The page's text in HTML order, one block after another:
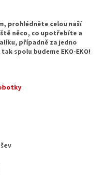
prohlédněte celou naší
něco, co upotřebíte a
případně za jedno
spolu budeme EKO-EKO!